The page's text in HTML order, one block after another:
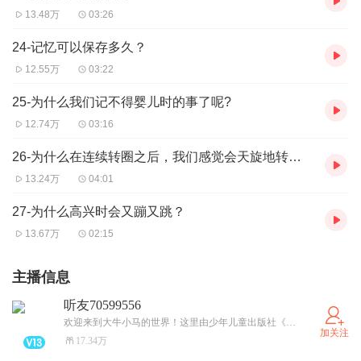
13.48万 03:26
24-记忆可以保存多久？
12.55万 03:22
25-为什么我们记不得婴儿时的事了呢?
12.74万 03:16
26-为什么在连续转圈之后，我们感觉会天旋地转呢？
13.24万 04:01
27-为什么高兴时会又蹦又跳？
13.67万 02:15
主播信息
听友70599556
欢迎来到大牛小马的世界！这里由少年儿童出版社《十万个为什么》全网独家授权，为孩子提供最权威、最有趣、最好听的少儿科普音频故事！我们的听众群：788369494 期待你们的到来！
17.34万
加关注